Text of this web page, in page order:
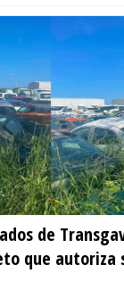
de
que autoriza